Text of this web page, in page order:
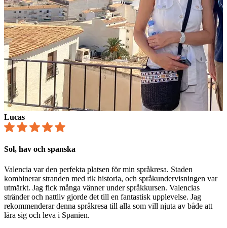
Lucas
Sol, hav och spanska
Valencia var den perfekta platsen för min språkresa. Staden
kombinerar stranden med rik historia, och språkundervisningen var
utmärkt. Jag fick många vänner under språkkursen. Valencias
stränder och nattliv gjorde det till en fantastisk upplevelse. Jag
rekommenderar denna språkresa till alla som vill njuta av både att
lära sig och leva i Spanien.